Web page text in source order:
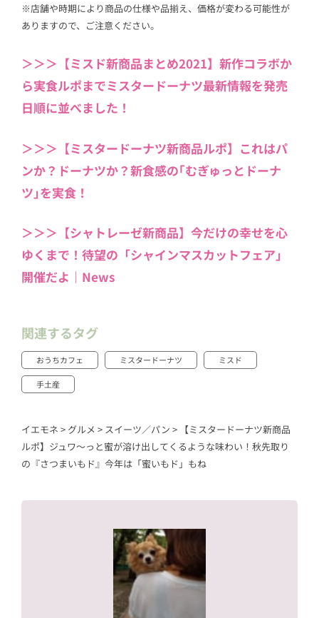
※店舗や時期により商品の仕様や品揃え、価格が変わる可能性が
ありますので、ご注意ください。
＞＞＞【ミスド新商品まとめ2021】新作コラボか
ら実食ルポまでミスタードーナツ最新情報を発売
日順に並べました！
＞＞＞【ミスタードーナツ新商品ルポ】これはパ
ンか？ドーナツか？新食感の｢むぎゅっとドーナ
ツ｣を実食！
＞＞＞【シャトレーゼ新商品】今だけの幸せを心
ゆくまで！待望の「シャインマスカットフェア」
開催だよ｜News
関連するタグ
おうちカフェ ミスタードーナツ ミスド
手土産
イエモネ > グルメ > スイーツ／パン > 【ミスタードーナツ新商品
ルポ】ジュワ〜っと蜜が溶け出してくるような味わい！秋先取り
の『さつまいもド』今年は「蜜いもド」もね